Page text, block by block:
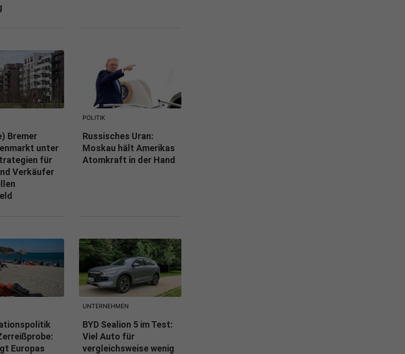
Bremer
unter
für
Verkäufer
POLITIK
Russisches Uran:
Moskau hält Amerikas
Atomkraft in der Hand
Europas
UNTERNEHMEN
BYD Sealion 5 im Test:
Viel Auto für
vergleichsweise wenig